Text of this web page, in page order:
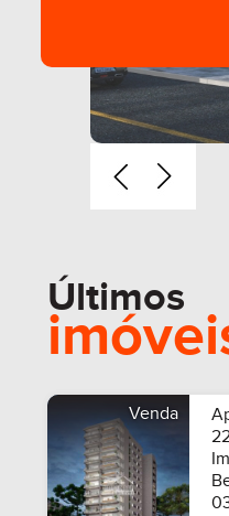
Últimos
Venda